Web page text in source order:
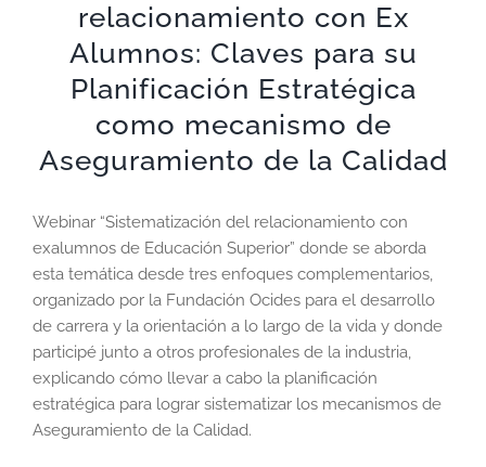
relacionamiento con Ex
Alumnos: Claves para su
Planificación Estratégica
como mecanismo de
Aseguramiento de la Calidad
Webinar “Sistematización del relacionamiento con
exalumnos de Educación Superior” donde se aborda
esta temática desde tres enfoques complementarios,
organizado por la Fundación Ocides para el desarrollo
de carrera y la orientación a lo largo de la vida y donde
participé junto a otros profesionales de la industria,
explicando cómo llevar a cabo la planificación
estratégica para lograr sistematizar los mecanismos de
Aseguramiento de la Calidad.